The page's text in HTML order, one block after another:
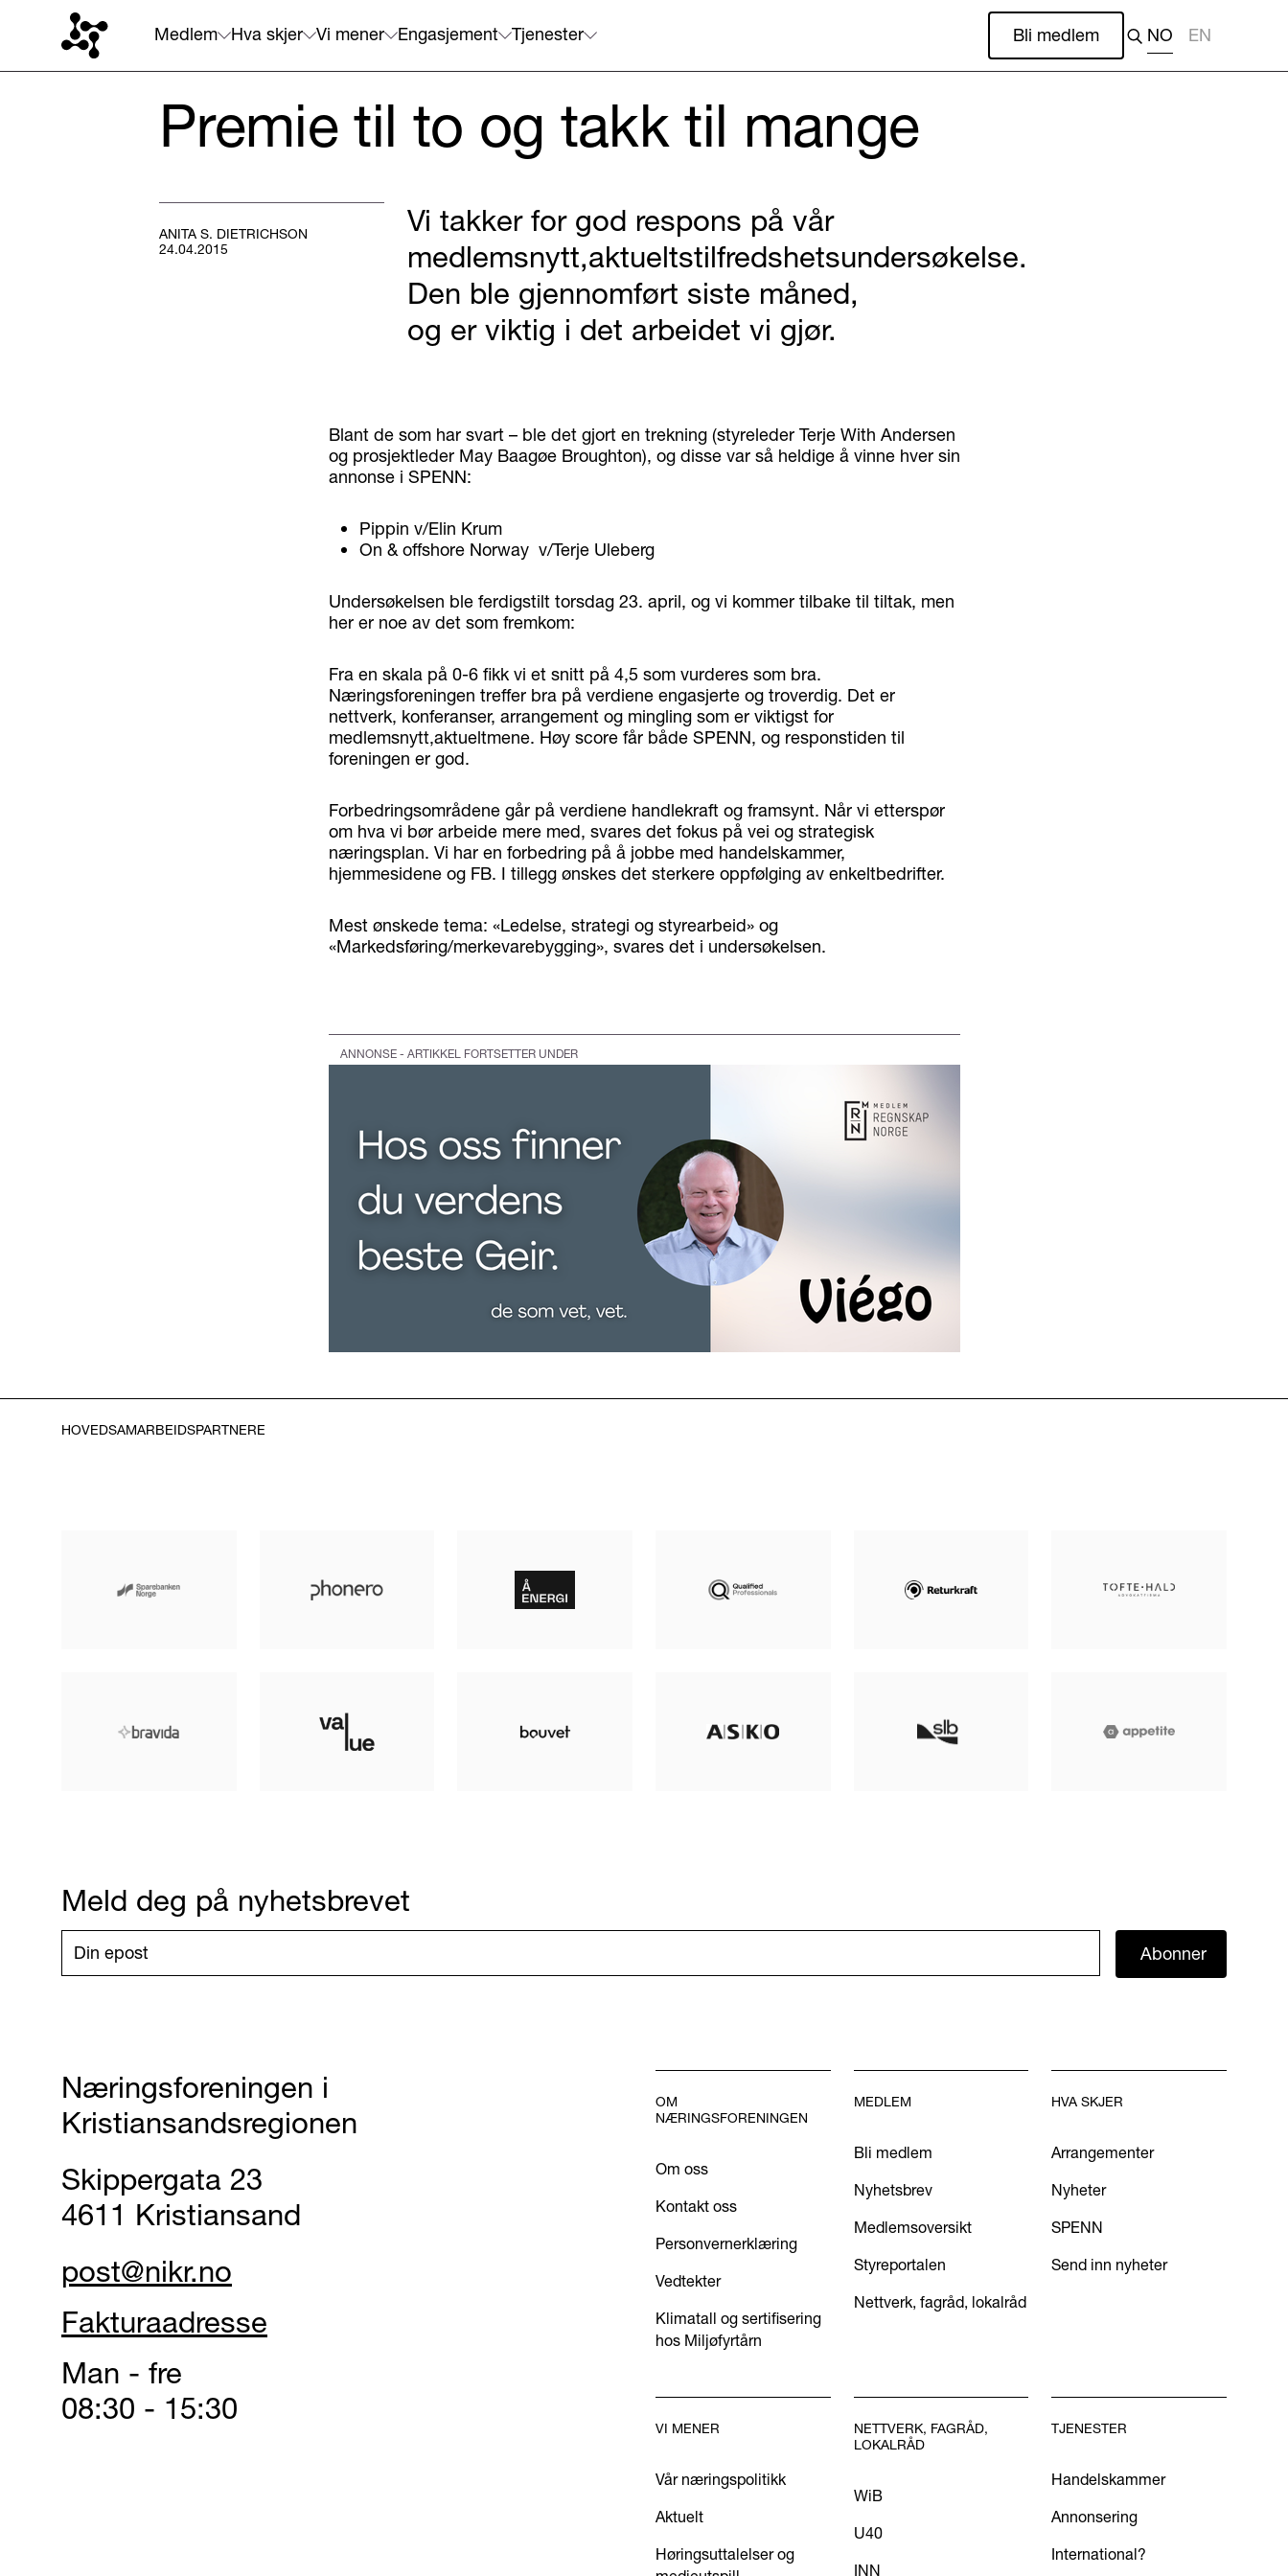
Medlem Hva skjer Vi mener Engasjement Tjenester Bli medlem NO EN
Premie til to og takk til mange
ANITA S. DIETRICHSON
24.04.2015
Vi takker for god respons på vår
medlemsnytt,aktueltstilfredshetsundersøkelse.
Den ble gjennomført siste måned,
og er viktig i det arbeidet vi gjør.
Blant de som har svart – ble det gjort en trekning (styreleder Terje With Andersen
og prosjektleder May Baagøe Broughton), og disse var så heldige å vinne hver sin
annonse i SPENN:
Pippin v/Elin Krum
On & offshore Norway v/Terje Uleberg
Undersøkelsen ble ferdigstilt torsdag 23. april, og vi kommer tilbake til tiltak, men
her er noe av det som fremkom:
Fra en skala på 0-6 fikk vi et snitt på 4,5 som vurderes som bra.
Næringsforeningen treffer bra på verdiene engasjerte og troverdig. Det er
nettverk, konferanser, arrangement og mingling som er viktigst for
medlemsnytt,aktueltmene. Høy score får både SPENN, og responstiden til
foreningen er god.
Forbedringsområdene går på verdiene handlekraft og framsynt. Når vi etterspør
om hva vi bør arbeide mere med, svares det fokus på vei og strategisk
næringsplan. Vi har en forbedring på å jobbe med handelskammer,
hjemmesidene og FB. I tillegg ønskes det sterkere oppfølging av enkeltbedrifter.
Mest ønskede tema: «Ledelse, strategi og styrearbeid» og
«Markedsføring/merkevarebygging», svares det i undersøkelsen.
ANNONSE - ARTIKKEL FORTSETTER UNDER
HOVEDSAMARBEIDSPARTNERE
Meld deg på nyhetsbrevet
Abonner
Næringsforeningen i
Kristiansandsregionen
Skippergata 23
4611 Kristiansand
post@nikr.no
Fakturaadresse
Man - fre
08:30 - 15:30
OM
NÆRINGSFORENINGEN
Om oss
Kontakt oss
Personvernerklæring
Vedtekter
Klimatall og sertifisering
hos Miljøfyrtårn
MEDLEM
Bli medlem
Nyhetsbrev
Medlemsoversikt
Styreportalen
Nettverk, fagråd, lokalråd
HVA SKJER
Arrangementer
Nyheter
SPENN
Send inn nyheter
VI MENER
Vår næringspolitikk
Aktuelt
Høringsuttalelser og
NETTVERK, FAGRÅD,
LOKALRÅD
WiB
U40
INN
TJENESTER
Handelskammer
Annonsering
International?